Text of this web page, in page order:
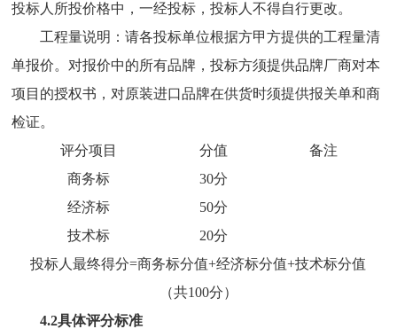
投标人所投价格中，一经投标，投标人不得自行更改。
工程量说明：请各投标单位根据方甲方提供的工程量清
单报价。对报价中的所有品牌，投标方须提供品牌厂商对本
项目的授权书，对原装进口品牌在供货时须提供报关单和商
检证。
评分项目
分值
备注
商务标
30分
经济标
50分
技术标
20分
投标人最终得分=商务标分值+经济标分值+技术标分值
（共100分）
4.2具体评分标准